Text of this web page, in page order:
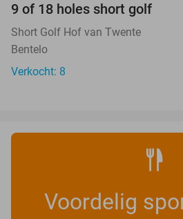
TODAY
9 of 18 holes short golf
Short Golf Hof van Twente
Bentelo
Verkocht: 8
Voordelig